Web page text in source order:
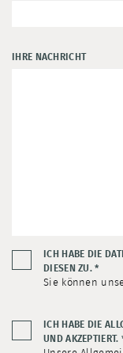
IHRE NACHRICHT
ICH HABE DIE
DIESEN ZU.*
Sie können
ICH HABE DIE
UND AKZEPTIERT.